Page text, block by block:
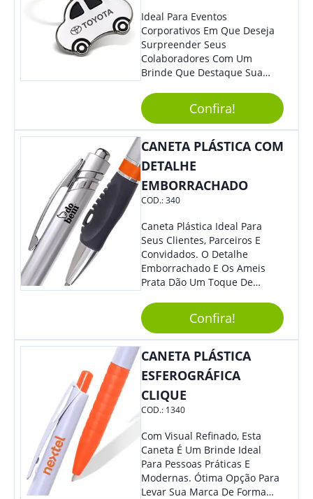
Ideal Para Eventos
Corporativos Em Que Deseja
Surpreender Seus
Colaboradores Com Um
Brinde Que Destaque Sua
Formato De Carro É Ideal!
Elaborado Com Metal,
Material Resistente E Durável,
O Item Conta Também Com
Confira!
CANETA PLÁSTICA COM
DETALHE
EMBORRACHADO
COD.:340
Caneta Plástica Ideal Para
Seus Clientes, Parceiros E
Convidados. O Detalhe
Emborrachado E Os Ameis
Prata Dão Um Toque De
Acionamento Por Clique.
Confira!
CANETA PLÁSTICA
ESFEROGRÁFICA
CLIQUE
COD.: 1340
Com Visual Refinado, Esta
Caneta É Um Brinde Ideal
Para Pessoas Práticas E
Modernas. Ótima Opção Para
Levar Sua Marca De Forma